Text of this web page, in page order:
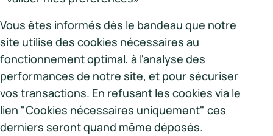
Vous êtes informés dès le bandeau que notre
site utilise des cookies nécessaires au
fonctionnement optimal, à l'analyse des
performances de notre site, et pour sécuriser
vos transactions. En refusant les cookies via le
lien "Cookies nécessaires uniquement" ces
derniers seront quand même déposés.